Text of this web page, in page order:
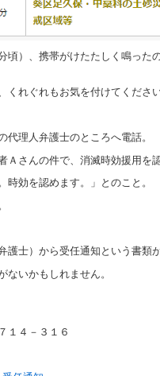
頃）、携帯がけたたしく鳴った
くれぐれもお気を付けてください
代理人弁護士のところへ電話。
Ａさんの件で、消滅時効援用を
時効を認めます。」とのこと。
護士）から受任通知という書類
ないかもしれません。
１４－３１６